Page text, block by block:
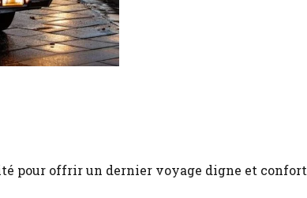
pour offrir un dernier voyage digne et